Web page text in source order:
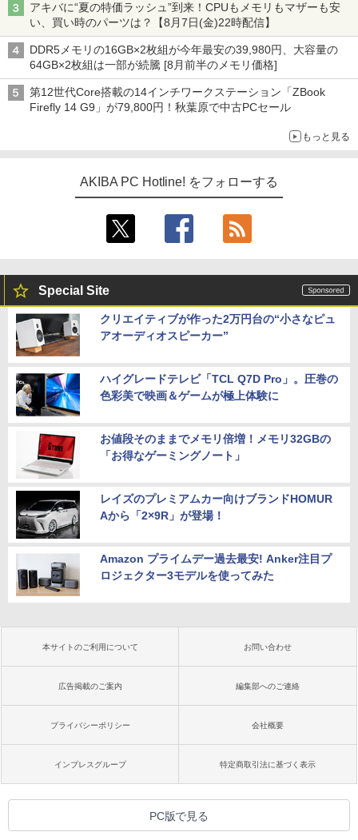
アキバに“夏の特価ラッシュ”到来！CPUもメモリもマザーも安
い、買い時のパーツは？【8月7日(金)22時配信】
DDR5メモリの16GB×2枚組が今年最安の39,980円、大容量の
64GB×2枚組は一部が続騰 [8月前半のメモリ価格]
第12世代Core搭載の14インチワークステーション「ZBook
Firefly 14 G9」が79,800円！秋葉原で中古PCセール
もっと見る
AKIBA PC Hotline! をフォローする
Special Site
クリエイティブが作った2万円台の“小さなピュ
アオーディオスピーカー”
ハイグレードテレビ「TCL Q7D Pro」。圧巻の
色彩美で映画＆ゲームが極上体験に
お値段そのままでメモリ倍増！メモリ32GBの
「お得なゲーミングノート」
レイズのプレミアムカー向けブランドHOMUR
Aから「2×9R」が登場！
Amazon プライムデー過去最安! Anker注目プ
ロジェクター3モデルを使ってみた
本サイトのご利用について お問い合わせ
広告掲載のご案内 編集部へのご連絡
プライバシーポリシー 会社概要
インプレスグループ 特定商取引法に基づく表示
PC版で見る